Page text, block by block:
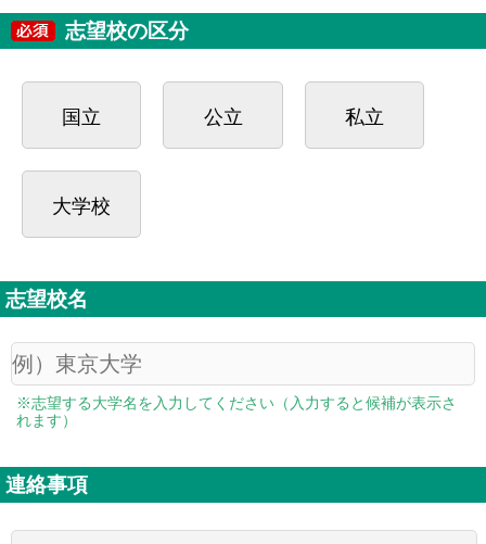
志望校の区分
国立 公立 私立
大学校
志望校名
※志望する大学名を入力してください（入力すると候補が表示さ
れます）
連絡事項